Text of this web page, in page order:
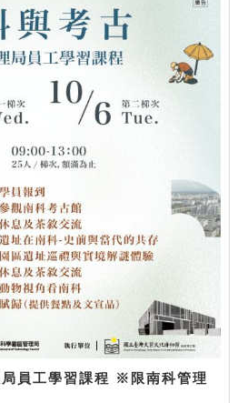
員工學習課程 ※限南科管理